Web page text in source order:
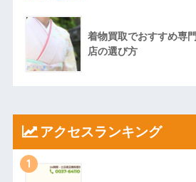
着物買取でおすすめ専
店の選び方
アクセスランキング
1